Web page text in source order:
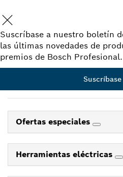
Suscríbase a nuestro boletín
las últimas novedades de
premios de Bosch Profesional.
Ofertas especiales
Herramientas eléctricas